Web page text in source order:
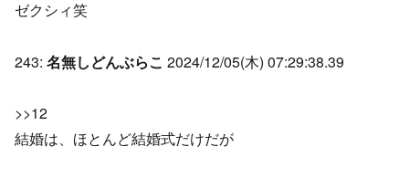
ゼクシィ笑
243: 名無しどんぶらこ 2024/12/05(木) 07:29:38.39
>>12
結婚は、ほとんど結婚式だけだが